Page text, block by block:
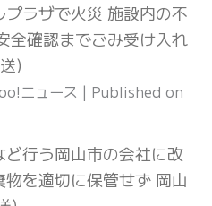
ラザで火災 施設内の不
全確認までごみ受け入れ
)
ニュース
Published on
ど行う岡山市の会社に改
を適切に保管せず 岡山